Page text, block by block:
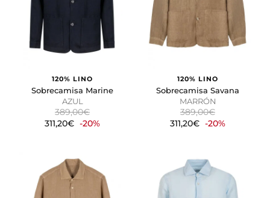
120% LINO
Sobrecamisa Marine
AZUL
389,00€
311,20€ -20%
120% LINO
Sobrecamisa Savana
MARRÓN
389,00€
311,20€ -20%